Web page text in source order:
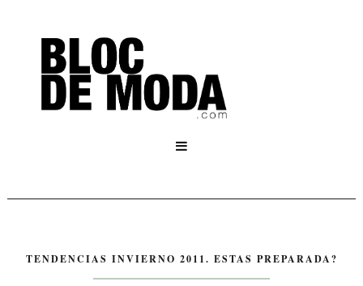

TENDENCIAS INVIERNO 2011. ESTAS PREPARADA?